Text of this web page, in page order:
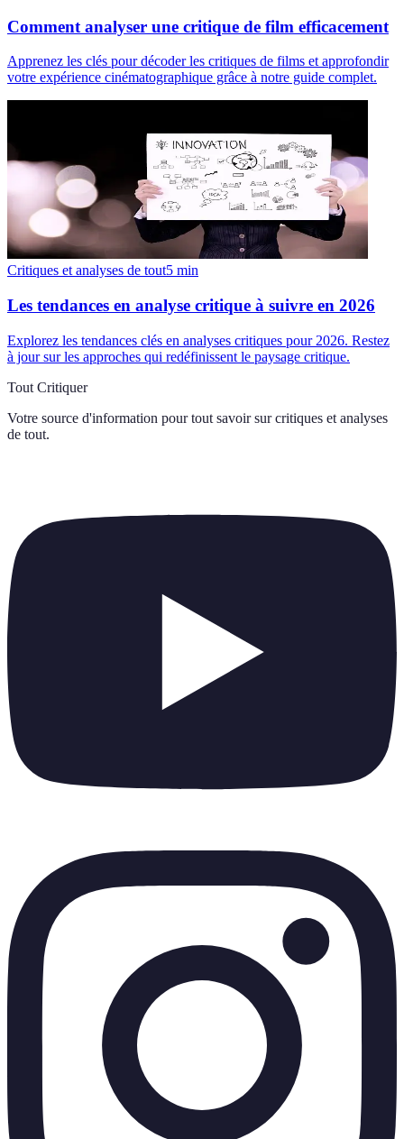
Comment analyser une critique de film efficacement
Apprenez les clés pour décoder les critiques de films et approfondir
votre expérience cinématographique grâce à notre guide complet.
Critiques et analyses de tout5 min
Les tendances en analyse critique à suivre en 2026
Explorez les tendances clés en analyses critiques pour 2026. Restez
à jour sur les approches qui redéfinissent le paysage critique.
Tout Critiquer
Votre source d'information pour tout savoir sur critiques et analyses
de tout.